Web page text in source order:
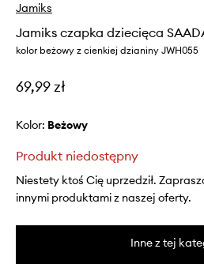
Jamiks
Jamiks czapka dziecięca
kolor beżowy z cienkiej dzianiny JWH055
69,99 zł
Kolor: beżowy
Produkt niedostępny
Niestety ktoś Cię uprzedził.
innymi produktami z naszej oferty.
Inne z tej